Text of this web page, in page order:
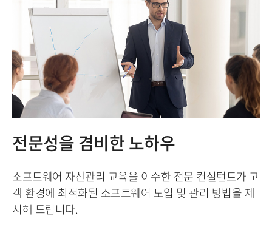
전문성을 겸비한 노하우
소프트웨어 자산관리 교육을 이수한 전문 컨설턴트가 고
객 환경에 최적화된 소프트웨어 도입 및 관리 방법을 제
시해 드립니다.